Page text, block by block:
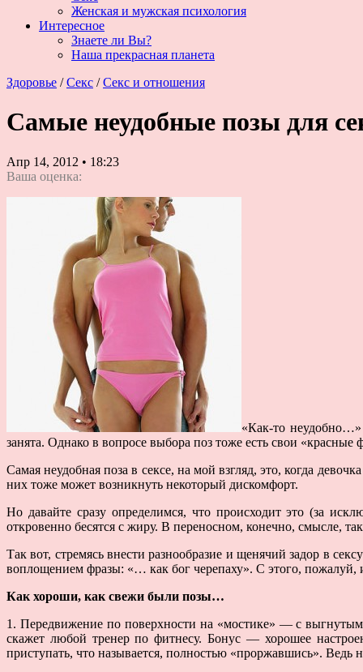
Женская и мужская психология
Интересное
Знаете ли Вы?
Наша прекрасная планета
Здоровье / Секс / Секс и отношения
Самые неудобные позы для
Апр 14, 2012 • 18:23
Ваша оценка:
«Как-то
занята. Однако в вопросе выбора поз тоже есть свои
Самая неудобная поза в сексе, на мой взгляд, это, когда
них тоже может возникнуть некоторый дискомфорт.
Но давайте сразу определимся, что происходит это (за
откровенно бесятся с жиру. В переносном, конечно, смысле,
Так вот, стремясь внести разнообразие и щенячий задор в
воплощением фразы: «… как бог черепаху». С этого, пожалуй,
Как хороши, как свежи были позы…
1. Передвижение по поверхности на «мостике» — с
скажет любой тренер по фитнесу. Бонус — хорошее
приступать, что называется, полностью «проржавшись». Ведь